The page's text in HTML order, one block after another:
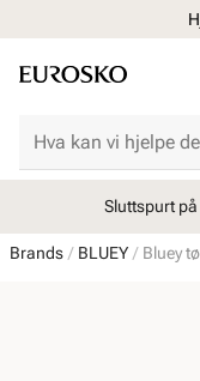
Sluttspurt
Brands BLUEY Bluey